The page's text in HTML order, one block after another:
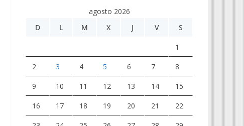
agosto 2026
D
L M X J V S
1
2 3 4 5 6 7 8
9 10 11 12 13 14 15
16 17 18 19 20 21 22